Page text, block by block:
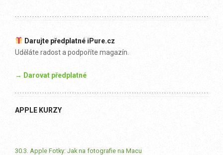
Darujte předplatné iPure.cz
Uděláte radost a podpoříte magazín.
→ Darovat předplatné
APPLE KURZY
30.3. Apple Fotky: Jak na fotografie na Macu